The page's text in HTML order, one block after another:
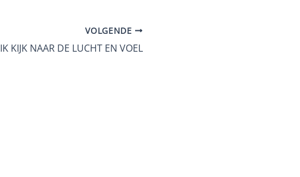
VOLGENDE
IK KIJK NAAR DE LUCHT EN VOEL